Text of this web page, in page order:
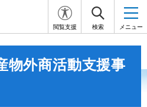
閲覧支援 検索 メニュー
物外商活動支援事